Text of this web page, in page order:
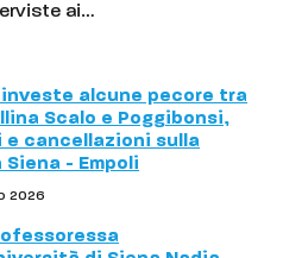
ai…
investe alcune pecore tra
Scalo e Poggibonsi,
e cancellazioni sulla
- Empoli
2026